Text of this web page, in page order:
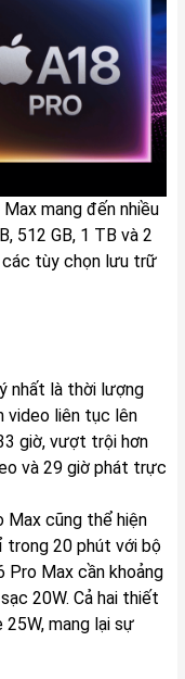
mang đến nhiều
512 GB, 1 TB và 2
các tùy chọn lưu trữ
nhất là thời lượng
video liên tục lên
giờ, vượt trội hơn
và 29 giờ phát trực
Max cũng thể hiện
trong 20 phút với bộ
Pro Max cần khoảng
20W. Cả hai thiết
mang lại sự